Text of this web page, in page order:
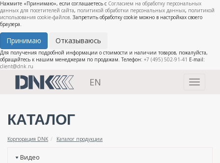
Нажмите «Принимаю», если соглашаетесь с Согласием на обработку персональных
данных для посетителей сайта, политикой обработки персональных данных, политикой
использования cookie-файлов. Запретить обработку cookie можно в настройках своего
браузера.
Принимаю Отказываюсь
Для получения подробной информации о стоимости и наличии товаров, пожалуйста,
обращайтесь к нашим менеджерам по продажам. Телефон: +7 (495) 502-91-41 E-mail:
client@dnk.ru
Toggle
EN
КАТАЛОГ
Корпорация DNK Каталог продукции
Видео